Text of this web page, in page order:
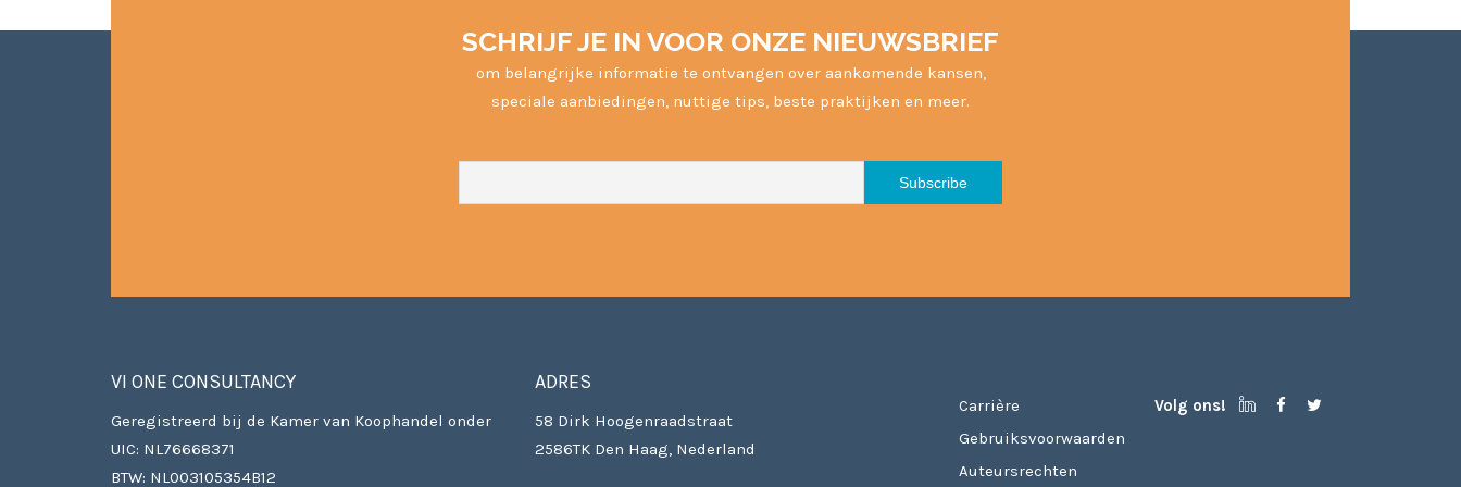
SCHRIJF JE IN VOOR ONZE NIEUWSBRIEF
om belangrijke informatie te ontvangen over aankomende kansen,
speciale aanbiedingen, nuttige tips, beste praktijken en meer.
VI ONE CONSULTANCY
Geregistreerd bij de Kamer van Koophandel onder
UIC: NL76668371
BTW: NL003105354B12
ADRES
58 Dirk Hoogenraadstraat
2586TK Den Haag, Nederland
Carrière
Volg ons!
Gebruiksvoorwaarden
Auteursrechten